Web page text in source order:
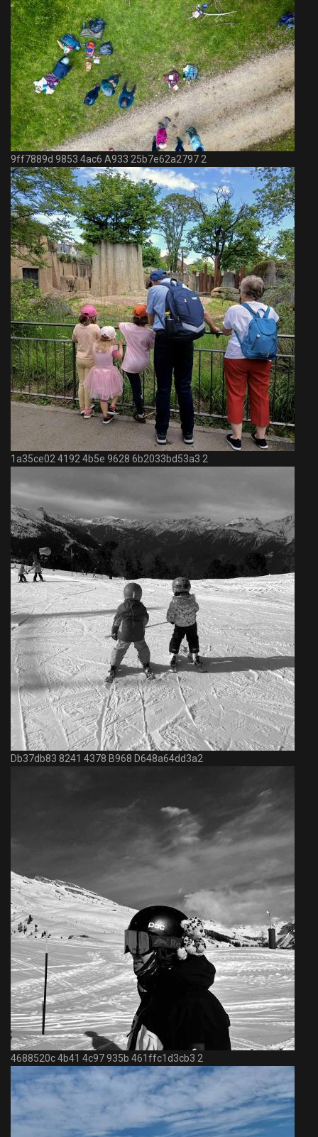
9ff7889d 9853 4ac6 A933 25b7e62a2797 2
1a35ce02 4192 4b5e 9628 6b2033bd53a3 2
Db37db83 8241 4378 B968 D648a64dd3a2
4688520c 4b41 4c97 935b 461ffc1d3cb3 2